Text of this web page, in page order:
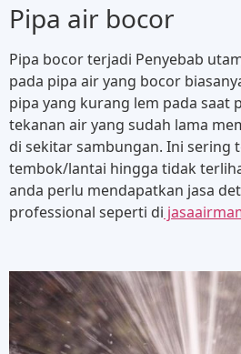
Pipa air bocor
Pipa bocor terjadi Penyebab
pada pipa air yang bocor
pipa yang kurang lem pada saat
tekanan air yang sudah lama
di sekitar sambungan. Ini sering
tembok/lantai hingga tidak
anda perlu mendapatkan jasa
professional seperti di